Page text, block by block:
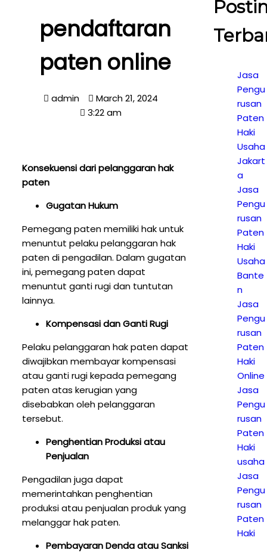
pendaftaran
paten online
admin
March 21, 2024
3:22 am
Konsekuensi dari pelanggaran hak
paten
Gugatan Hukum
Pemegang paten memiliki hak untuk
menuntut pelaku pelanggaran hak
paten di pengadilan. Dalam gugatan
ini, pemegang paten dapat
menuntut ganti rugi dan tuntutan
lainnya.
Kompensasi dan Ganti Rugi
Pelaku pelanggaran hak paten dapat
diwajibkan membayar kompensasi
atau ganti rugi kepada pemegang
paten atas kerugian yang
disebabkan oleh pelanggaran
tersebut.
Penghentian Produksi atau
Penjualan
Pengadilan juga dapat
memerintahkan penghentian
produksi atau penjualan produk yang
melanggar hak paten.
Pembayaran Denda atau Sanksi
Jasa
Pengu
rusan
Paten
Haki
Usaha
Jakart
a
Jasa
Pengu
rusan
Paten
Haki
Usaha
Bante
n
Jasa
Pengu
rusan
Paten
Haki
Online
Jasa
Pengu
rusan
Paten
Haki
usaha
Jasa
Pengu
rusan
Paten
Haki